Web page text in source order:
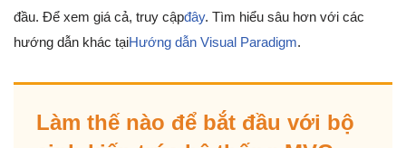
đầu. Để xem giá cả, truy cậpđây. Tìm hiểu sâu hơn với các
hướng dẫn khác tạiHướng dẫn Visual Paradigm.
Làm thế nào để bắt đầu với bộ